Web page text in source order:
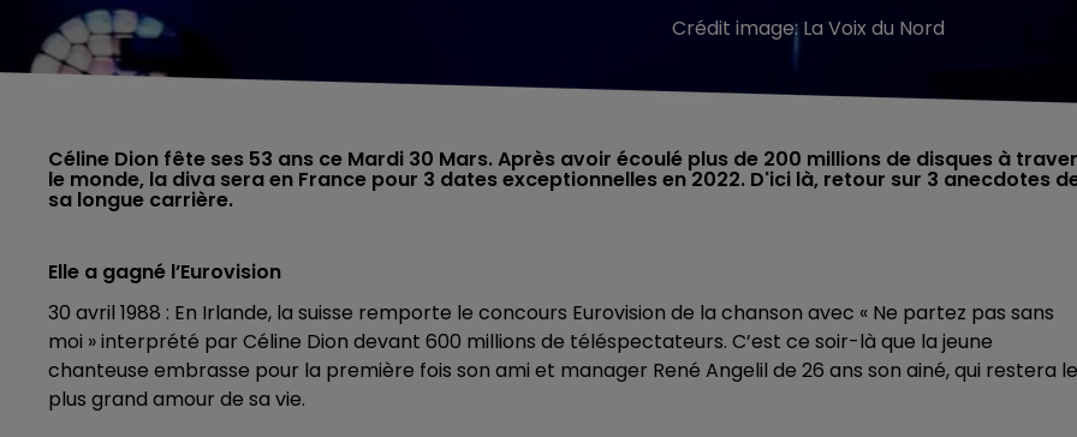
Crédit image:La Voix du Nord
Céline Dion fête ses 53 ans ce Mardi 30 Mars. Après avoir écoulé plus de 200 millions de disques à
le monde, la diva sera en France pour 3 dates exceptionnelles en 2022. D'ici là, retour sur 3 anecdotes
sa longue carrière.
Elle a gagné l’Eurovision
30 avril 1988 : En Irlande, la suisse remporte le concours Eurovision de la chanson avec « Ne partez pas sans
moi » interprété par Céline Dion devant 600 millions de téléspectateurs. C’est ce soir-là que la jeune
chanteuse embrasse pour la première fois son ami et manager René Angelil de 26 ans son ainé, qui restera le
plus grand amour de sa vie.